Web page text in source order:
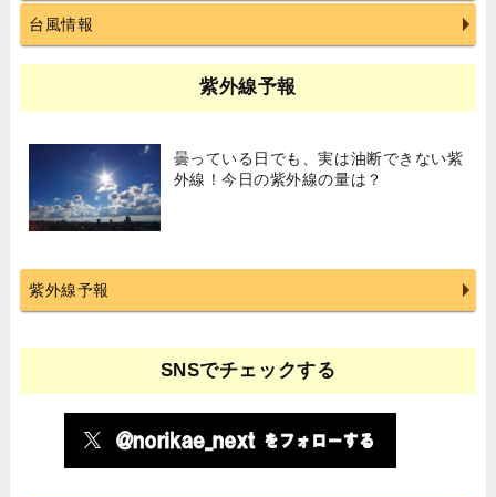
台風情報
紫外線予報
曇っている日でも、実は油断できない紫
外線！今日の紫外線の量は？
紫外線予報
SNSでチェックする